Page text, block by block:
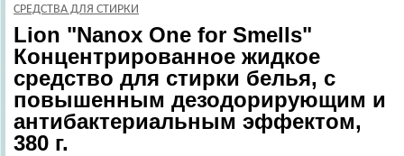
СРЕДСТВА ДЛЯ СТИРКИ
Lion "Nanox One for Smells"
Концентрированное жидкое
средство для стирки белья, с
повышенным дезодорирующим и
антибактериальным эффектом,
380 г.